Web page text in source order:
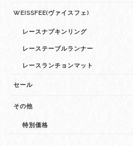
WEISSFEE(ヴァイスフェ)
レースナプキンリング
レーステーブルランナー
レースランチョンマット
セール
その他
特別価格